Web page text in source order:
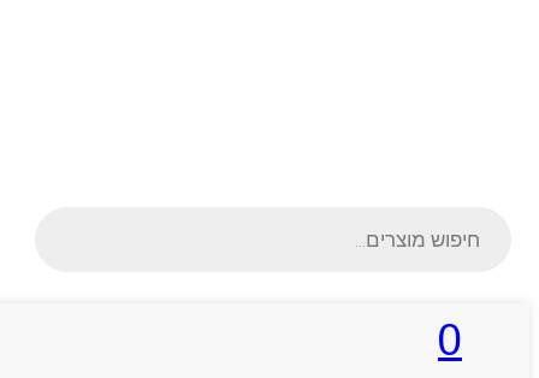
0
search
ראשי